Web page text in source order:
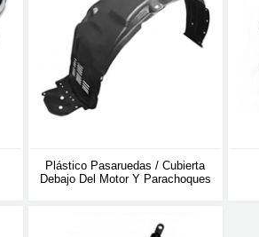
Plástico Pasaruedas / Cubierta
Debajo Del Motor Y Parachoques